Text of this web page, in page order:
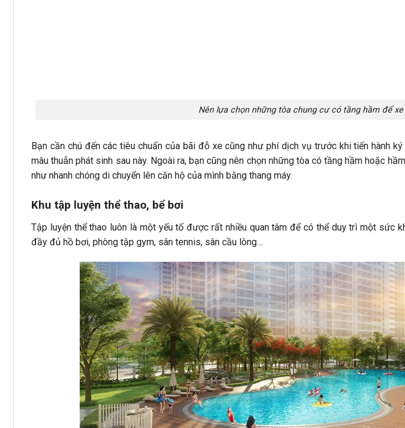
Nên lựa chọn những tòa chung cư có tầng hầm để xe
Bạn cần chú đến các tiêu chuẩn của bãi đỗ xe cũng như phí dịch vụ trước khi tiến hành
mâu thuẫn phát sinh sau này. Ngoài ra, bạn cũng nên chọn những tòa có tầng hầm hoặc
như nhanh chóng di chuyển lên căn hộ của mình bằng thang máy.
Khu tập luyện thể thao, bể bơi
Tập luyện thể thao luôn là một yếu tố được rất nhiều quan tâm để có thể duy trì một sức
đầy đủ hồ bơi, phòng tập gym, sân tennis, sân cầu lông…